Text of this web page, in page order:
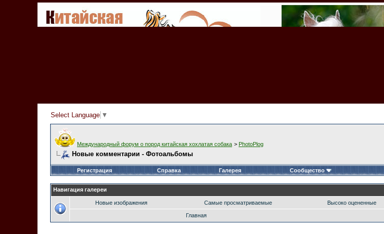
Select Language ▼
Международный форум о пород китайская хохлатая собака > PhotoPlog
Новые комментарии - Фотоальбомы
Регистрация Справка Галерея Сообщество
Навигация галереи
Новые изображения Самые просматриваемые Высоко оцененные
Главная